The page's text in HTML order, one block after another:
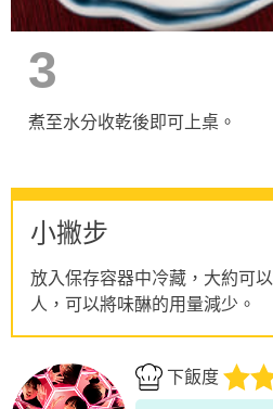
3
煮至水分收乾後即可上桌。
小撇步
放入保存容器中冷藏，大約可
人，可以將味醂的用量減少。
下飯度